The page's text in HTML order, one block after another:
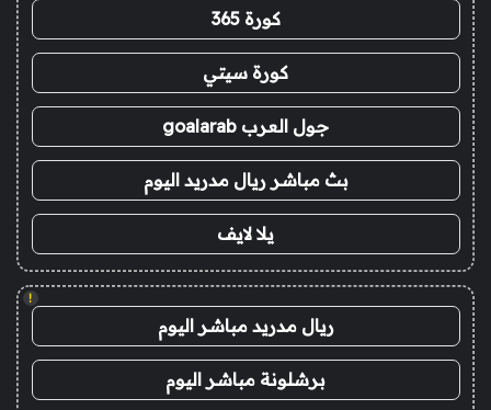
كورة 365
كورة سيتي
جول العرب goalarab
بث مباشر ريال مدريد اليوم
يلا لايف
!
ريال مدريد مباشر اليوم
برشلونة مباشر اليوم